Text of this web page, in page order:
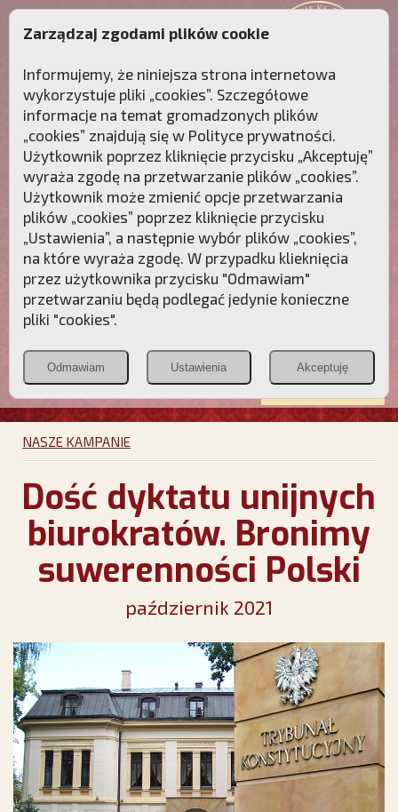
Przebudźmy sumienia Polaków!
Polonia
Christiana
PCh24.pl
Przymierze
POZNAJ APOSTOLAT FATIMY WESPRZYJ
NAS
NASZE KAMPANIE
Dość dyktatu unijnych
biurokratów. Bronimy
suwerenności Polski
październik 2021
Zarządzaj zgodami plików cookie
Informujemy, że niniejsza strona internetowa
wykorzystuje pliki „cookies”. Szczegółowe
informacje na temat gromadzonych plików
„cookies” znajdują się w Polityce prywatności.
Użytkownik poprzez kliknięcie przycisku „Akceptuję”
wyraża zgodę na przetwarzanie plików „cookies”.
Użytkownik może zmienić opcje przetwarzania
plików „cookies” poprzez kliknięcie przycisku
„Ustawienia”, a następnie wybór plików „cookies”,
na które wyraża zgodę. W przypadku klieknięcia
przez użytkownika przycisku "Odmawiam"
przetwarzaniu będą podlegać jedynie konieczne
pliki "cookies".
Odmawiam Ustawienia Akceptuję